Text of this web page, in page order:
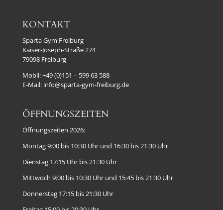
KONTAKT
Sparta Gym Freiburg
Kaiser-Joseph-Straße 274
79098 Freiburg
Mobil:+49 (0)151 – 599 63 588
E-Mail: info@sparta-gym-freiburg.de
ÖFFNUNGSZEITEN
Öffnungszeiten 2026:
Montag 9:00 bis 10:30 Uhr und 16:30 bis 21:30 Uhr
Dienstag 17:15 Uhr bis 21:30 Uhr
Mittwoch 9:00 bis 10:30 Uhr und 15:45 bis 21:30 Uhr
Donnerstag 17:15 bis 21:30 Uhr